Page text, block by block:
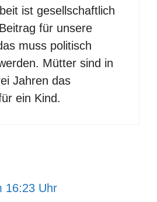
ist gesellschaftlich
für unsere
muss politisch
Mütter sind in
Jahren das
ein Kind.
16:23 Uhr